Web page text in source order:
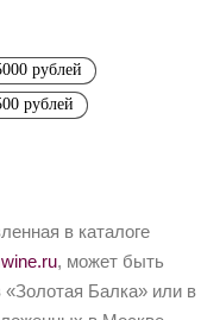
рублей
рублей
в каталоге
, может быть
«Золотая Балка» или в